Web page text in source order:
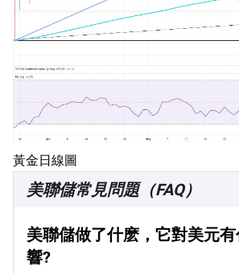
黃金日線圖
美聯儲常見問題（FAQ）
美聯儲做了什麽，它對美元
響?